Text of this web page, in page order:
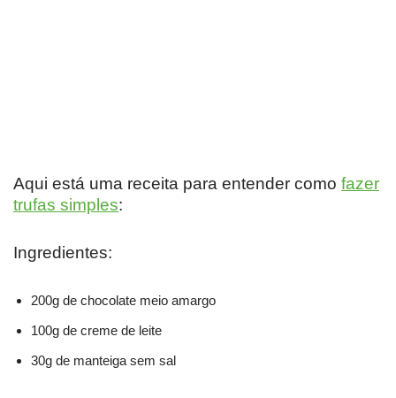
Aqui está uma receita para entender como fazer
trufas simples:
Ingredientes:
200g de chocolate meio amargo
100g de creme de leite
30g de manteiga sem sal